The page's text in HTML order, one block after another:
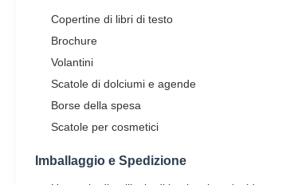
Copertine di libri di testo
Brochure
Volantini
Scatole di dolciumi e agende
Borse della spesa
Scatole per cosmetici
Imballaggio e Spedizione